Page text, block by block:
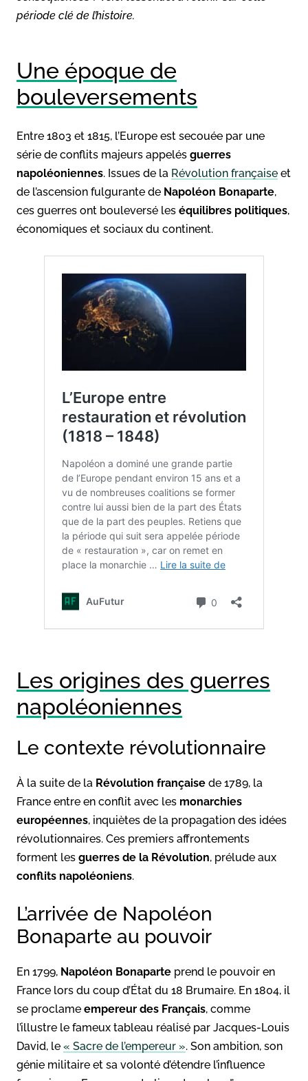
période clé de l’histoire.
Une époque de
bouleversements
Entre 1803 et 1815, l’Europe est secouée par une
série de conflits majeurs appelés guerres
napoléoniennes. Issues de la Révolution française et
de l’ascension fulgurante de Napoléon Bonaparte,
ces guerres ont bouleversé les équilibres politiques,
économiques et sociaux du continent.
Les origines des guerres
napoléoniennes
Le contexte révolutionnaire
À la suite de la Révolution française de 1789, la
France entre en conflit avec les monarchies
européennes, inquiètes de la propagation des idées
révolutionnaires. Ces premiers affrontements
forment les guerres de la Révolution, prélude aux
conflits napoléoniens.
L’arrivée de Napoléon
Bonaparte au pouvoir
En 1799, Napoléon Bonaparte prend le pouvoir en
France lors du coup d’État du 18 Brumaire. En 1804, il
se proclame empereur des Français, comme
l’illustre le fameux tableau réalisé par Jacques-Louis
David, le « Sacre de l’empereur ». Son ambition, son
génie militaire et sa volonté d’étendre l’influence